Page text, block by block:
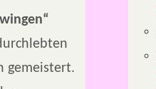
gemeistert.